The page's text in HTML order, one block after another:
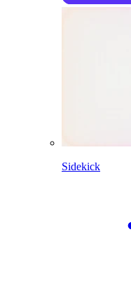
Sidekick